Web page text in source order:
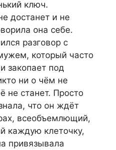
ключ.
достанет и не
она себе.
разговор с
который часто
закопает под
ни о чём не
не станет. Просто
что он ждёт
всеобъемлющий,
каждую клеточку,
привязывала